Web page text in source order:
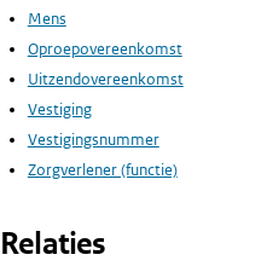
Mens
Oproepovereenkomst
Uitzendovereenkomst
Vestiging
Vestigingsnummer
Zorgverlener (functie)
Relaties